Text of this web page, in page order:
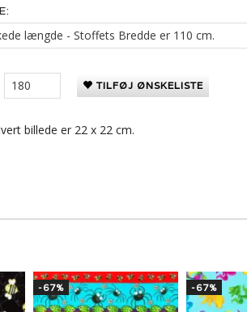
TILFØJ ØNSKELISTE
billede er 22 x 22 cm.
-67% -67%